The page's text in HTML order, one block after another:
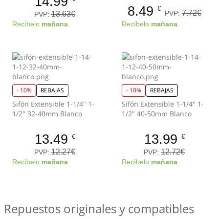
PVP: 13.63€
Recíbelo mañana
8.49 €
PVP: 7.72€
Recíbelo mañana
- 10% REBAJAS
Sifón Extensible 1-1/4" 1-
1/2" 32-40mm Blanco
13.49 €
PVP: 12.27€
Recíbelo mañana
- 10% REBAJAS
Sifón Extensible 1-1/4" 1-
1/2" 40-50mm Blanco
13.99 €
PVP: 12.72€
Recíbelo mañana
Repuestos originales y compatibles